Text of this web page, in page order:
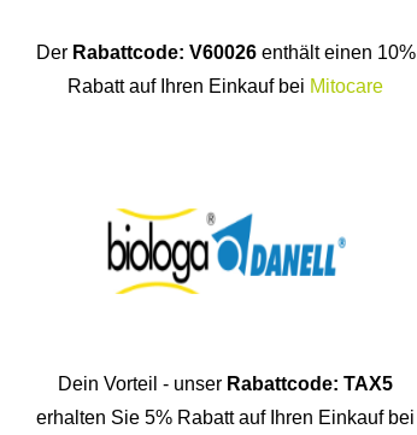
Der Rabattcode: V60026 enthält einen 10%
Rabatt auf Ihren Einkauf bei Mitocare
Dein Vorteil - unser Rabattcode: TAX5
erhalten Sie 5% Rabatt auf Ihren Einkauf bei